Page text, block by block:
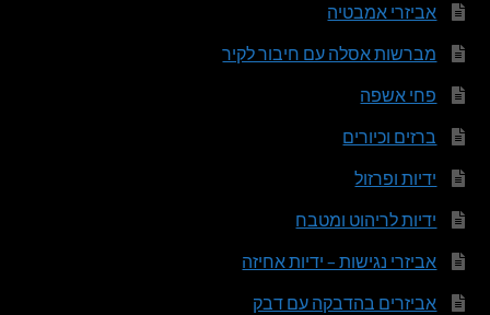
אביזרי אמבטיה
מברשות אסלה עם חיבור לקיר
פחי אשפה
ברזים וכיורים
ידיות ופרזול
ידיות לריהוט ומטבח
אביזרי נגישות – ידיות אחיזה
אביזרים בהדבקה עם דבק